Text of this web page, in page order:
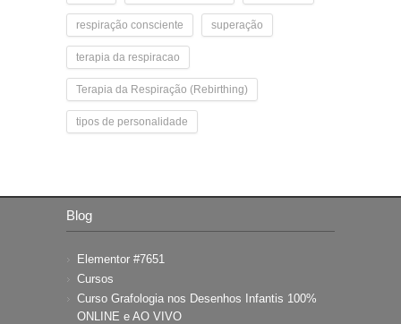
respiração consciente superação
terapia da respiracao
Terapia da Respiração (Rebirthing)
tipos de personalidade
Blog
Elementor #7651
Cursos
Curso Grafologia nos Desenhos Infantis 100%
ONLINE e AO VIVO